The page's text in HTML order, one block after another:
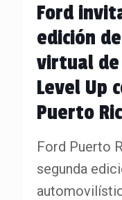
Ford
edición
virtual
Level Up
Puerto
Ford Puerto
segunda